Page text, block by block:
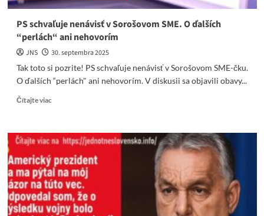
PS schvaľuje nenávisť v Sorošovom SME. O ďalších
“perlách“ ani nehovorím
JNS
30. septembra 2025
Tak toto si pozrite! PS schvaľuje nenávisť v Sorošovom SME-čku.
O ďalších “perlách" ani nehovorím. V diskusii sa objavili obavy...
Čítajte viacRead
PS
schvaľuje
nenávisť
v
Sorošovom
SME.
O
ďalších